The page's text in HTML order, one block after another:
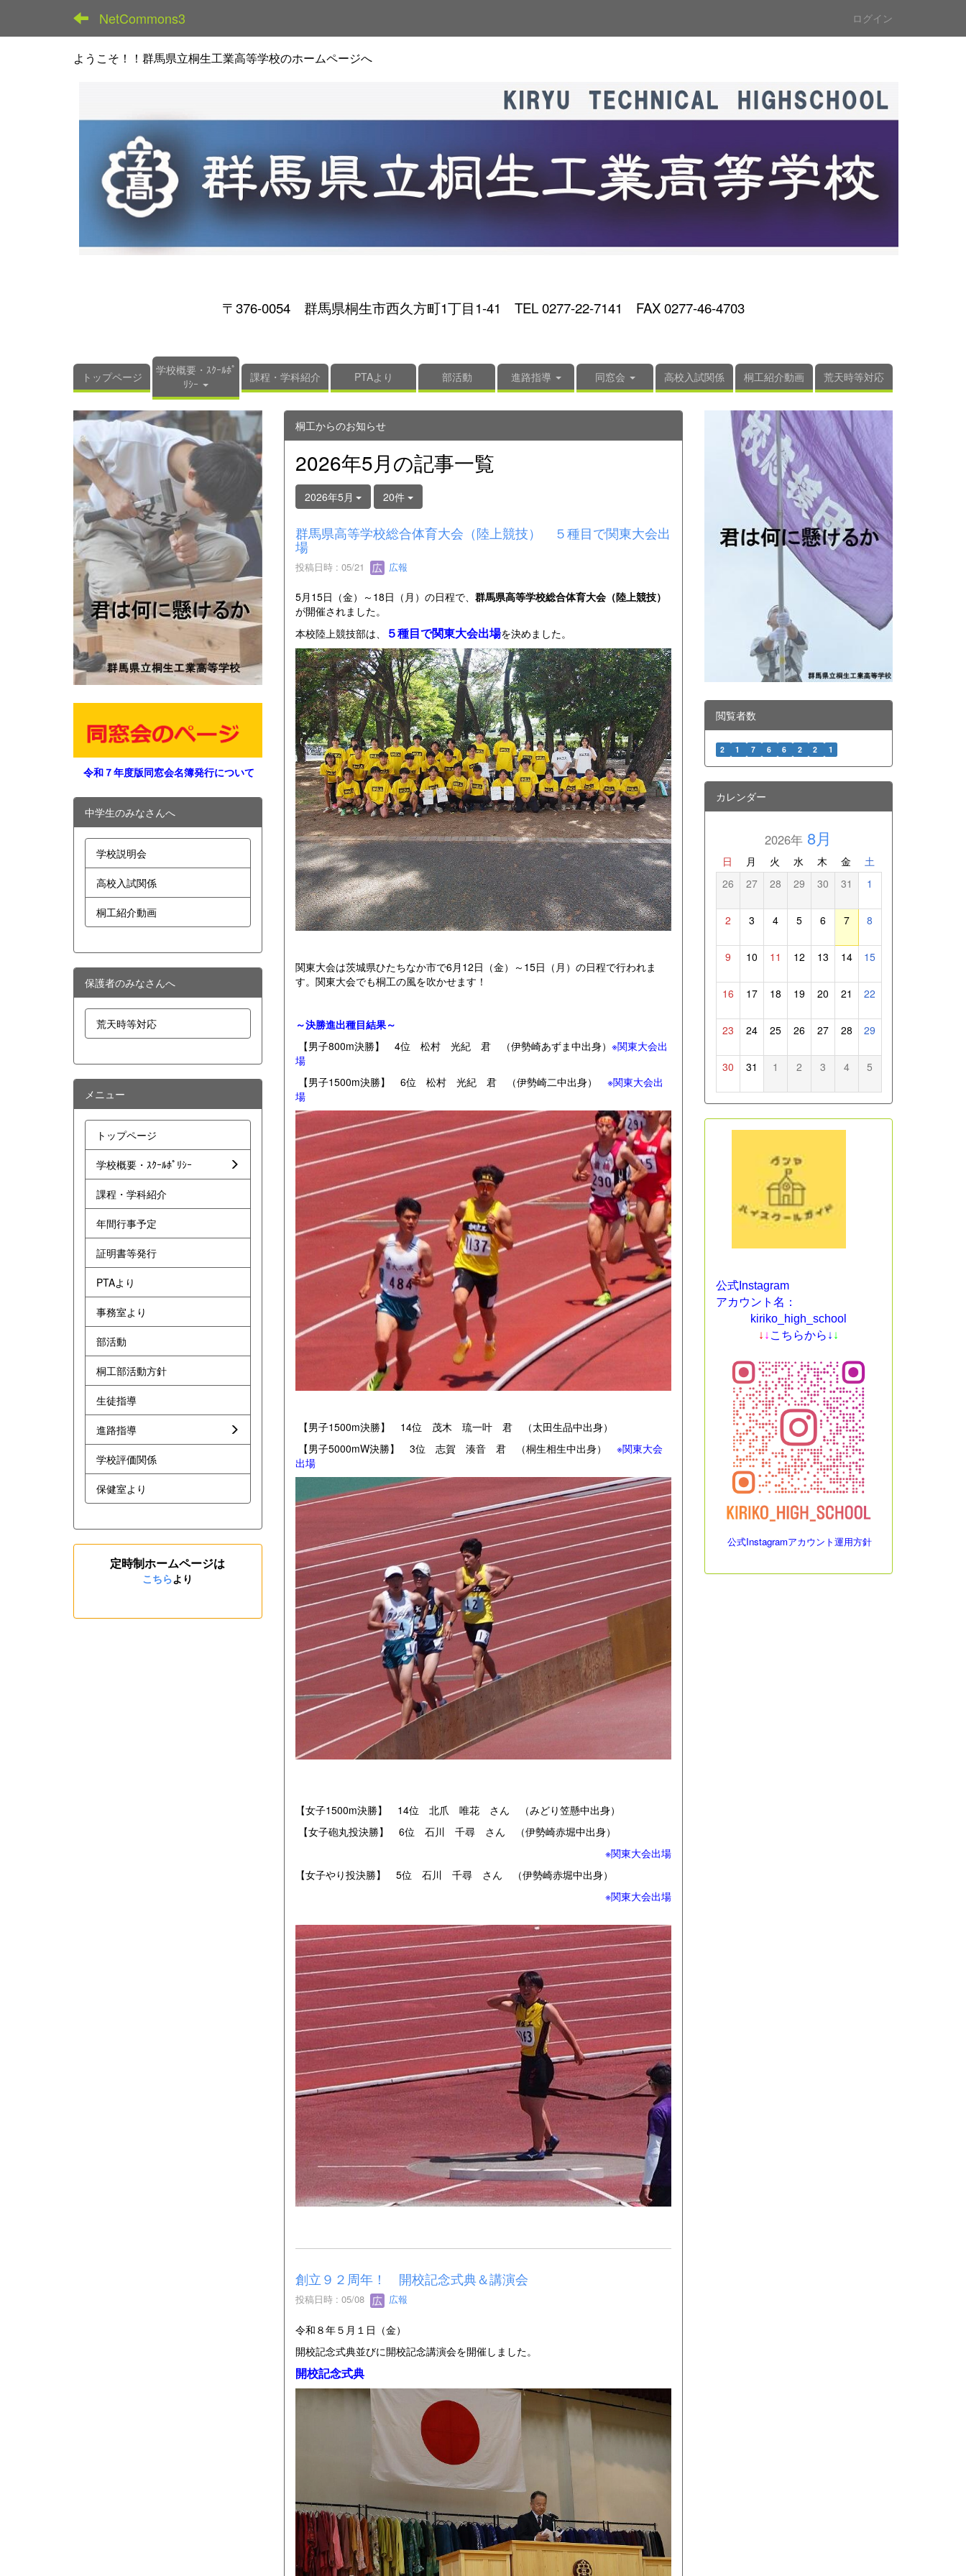
NetCommons3 ログイン
ようこそ！！群馬県立桐生工業高等学校のホームページへ
〒376-0054 群馬県桐生市西久方町1丁目1-41 TEL 0277-22-7141 FAX 0277-46-4703
トップページ
学校概要・ｽｸｰﾙﾎﾟ
ﾘｼｰ
課程・学科紹介 PTAより 部活動 進路指導 同窓会 高校入試関係 桐工紹介動画 荒天時等対応
桐工からのお知らせ
2026年5月の記事一覧
2026年5月 20件
群馬県高等学校総合体育大会（陸上競技） ５種目で関東大会出
場
投稿日時 : 05/21 広報
5月15日（金）～18日（月）の日程で、 群馬県高等学校総合体育大会（陸上競技）
が開催されました。
本校陸上競技部は、
５種目で関東大会出場を決めました。
関東大会は茨城県ひたちなか市で6月12日（金）～15日（月）の日程で行われま
す。関東大会でも桐工の風を吹かせます！
～決勝進出種目結果～
【男子800m決勝】 4位 松村 光紀 君 （伊勢崎あずま中出身） ※関東大会出
場
【男子1500m決勝】 6位 松村 光紀 君 （伊勢崎二中出身） ※関東大会出
場
【男子1500m決勝】 14位 茂木 琉一叶 君 （太田生品中出身）
【男子5000mW決勝】 3位 志賀 湊音 君 （桐生相生中出身） ※関東大会
出場
【女子1500m決勝】 14位 北爪 唯花 さん （みどり笠懸中出身）
【女子砲丸投決勝】 6位 石川 千尋 さん （伊勢崎赤堀中出身）
※関東大会出場
【女子やり投決勝】 5位 石川 千尋 さん （伊勢崎赤堀中出身）
※関東大会出場
創立９２周年！ 開校記念式典＆講演会
投稿日時 : 05/08 広報
令和８年５月１日（金）
開校記念式典並びに開校記念講演会を開催しました。
開校記念式典
令和７年度版同窓会名簿発行について
中学生のみなさんへ
学校説明会
高校入試関係
桐工紹介動画
保護者のみなさんへ
荒天時等対応
メニュー
トップページ
学校概要・ｽｸｰﾙﾎﾟﾘｼｰ
課程・学科紹介
年間行事予定
証明書等発行
PTAより
事務室より
部活動
桐工部活動方針
生徒指導
進路指導
学校評価関係
保健室より
定時制ホームページは
こちらより
閲覧者数
2 1 7 6 6 2 2 1
カレンダー
2026年 8月
日 月 火 水 木 金 土
26 27 28 29 30 31 1
2 3 4 5 6 7 8
9 10 11 12 13 14 15
16 17 18 19 20 21 22
23 24 25 26 27 28 29
30 31 1 2 3 4 5
公式Instagram
アカウント名：
kiriko_high_school
↓ ↓ こちらから↓ ↓
公式Instagramアカウント運用方針